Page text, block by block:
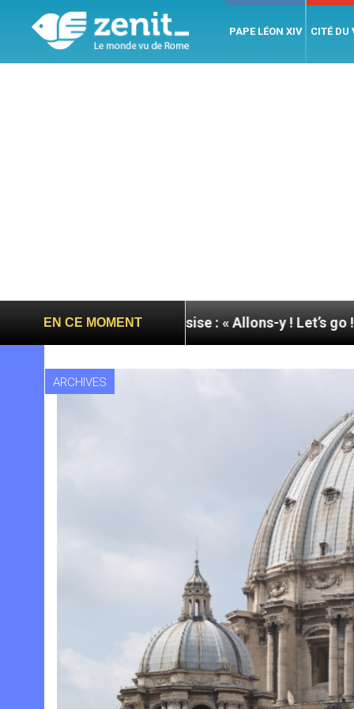
PAPE LÉON XIV CITÉ DU
EN CE MOMENT
du pape à Assise : « Allons-y ! Let’s go ! »
ARCHIVES